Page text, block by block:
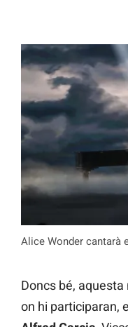
Alice Wonder cantarà
Doncs bé,
on hi participaran,